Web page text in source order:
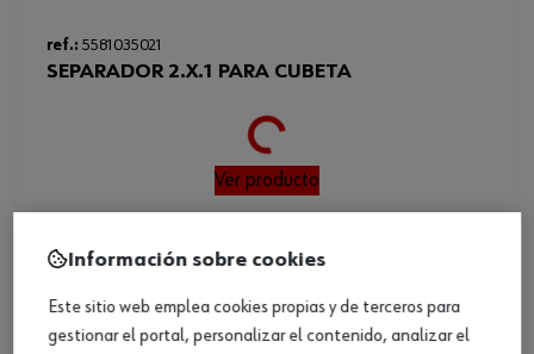
ref.: 5581035021
SEPARADOR 2.X.1 PARA CUBETA
Loading...
Ver producto
Información sobre cookies
Este sitio web emplea cookies propias y de terceros para
gestionar el portal, personalizar el contenido, analizar el